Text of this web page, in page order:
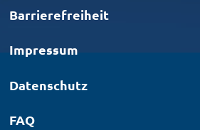
Barrierefreiheit
Impressum
Datenschutz
FAQ